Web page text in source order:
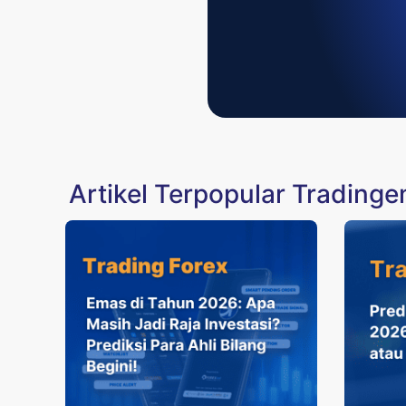
Artikel Terpopular